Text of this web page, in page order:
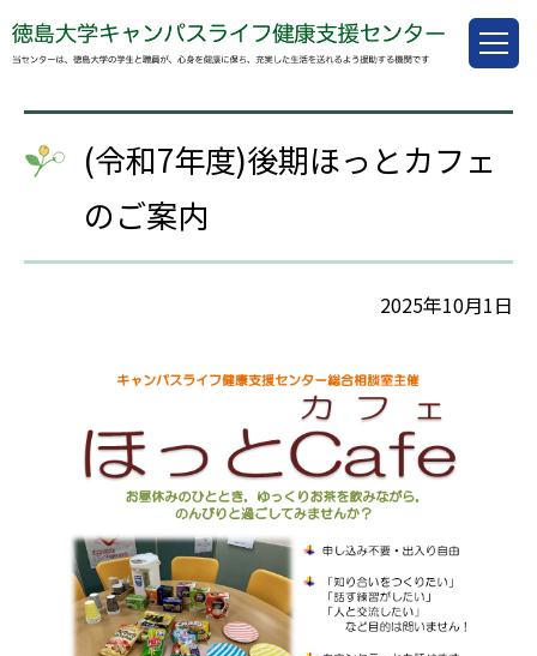
(令和7年度)後期ほっとカフェ
のご案内
2025年10月1日